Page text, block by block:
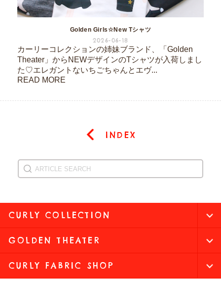
Golden Girls☆New Tシャツ
2026-06-18
カーリーコレクションの姉妹ブランド、「Golden
Theater」からNEWデザインのTシャツが入荷しまし
た♡エレガントないちごちゃんとエヴ...
READ MORE
INDEX
CURLY COLLECTION
GOLDEN THEATER
CURLY FABRIC SHOP